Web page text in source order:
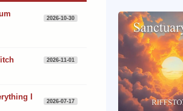
2026-10-30
2026-11-01
I
2026-07-17